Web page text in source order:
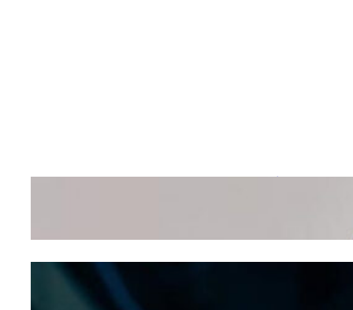
Wanita Pamer Pakaian
Kepribadian